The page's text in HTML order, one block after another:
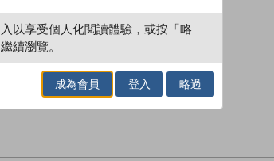
試閲 加入閱讀紀錄
以享受個人化閱讀體驗，或按「略
續瀏覽。
成為會員 登入 略過